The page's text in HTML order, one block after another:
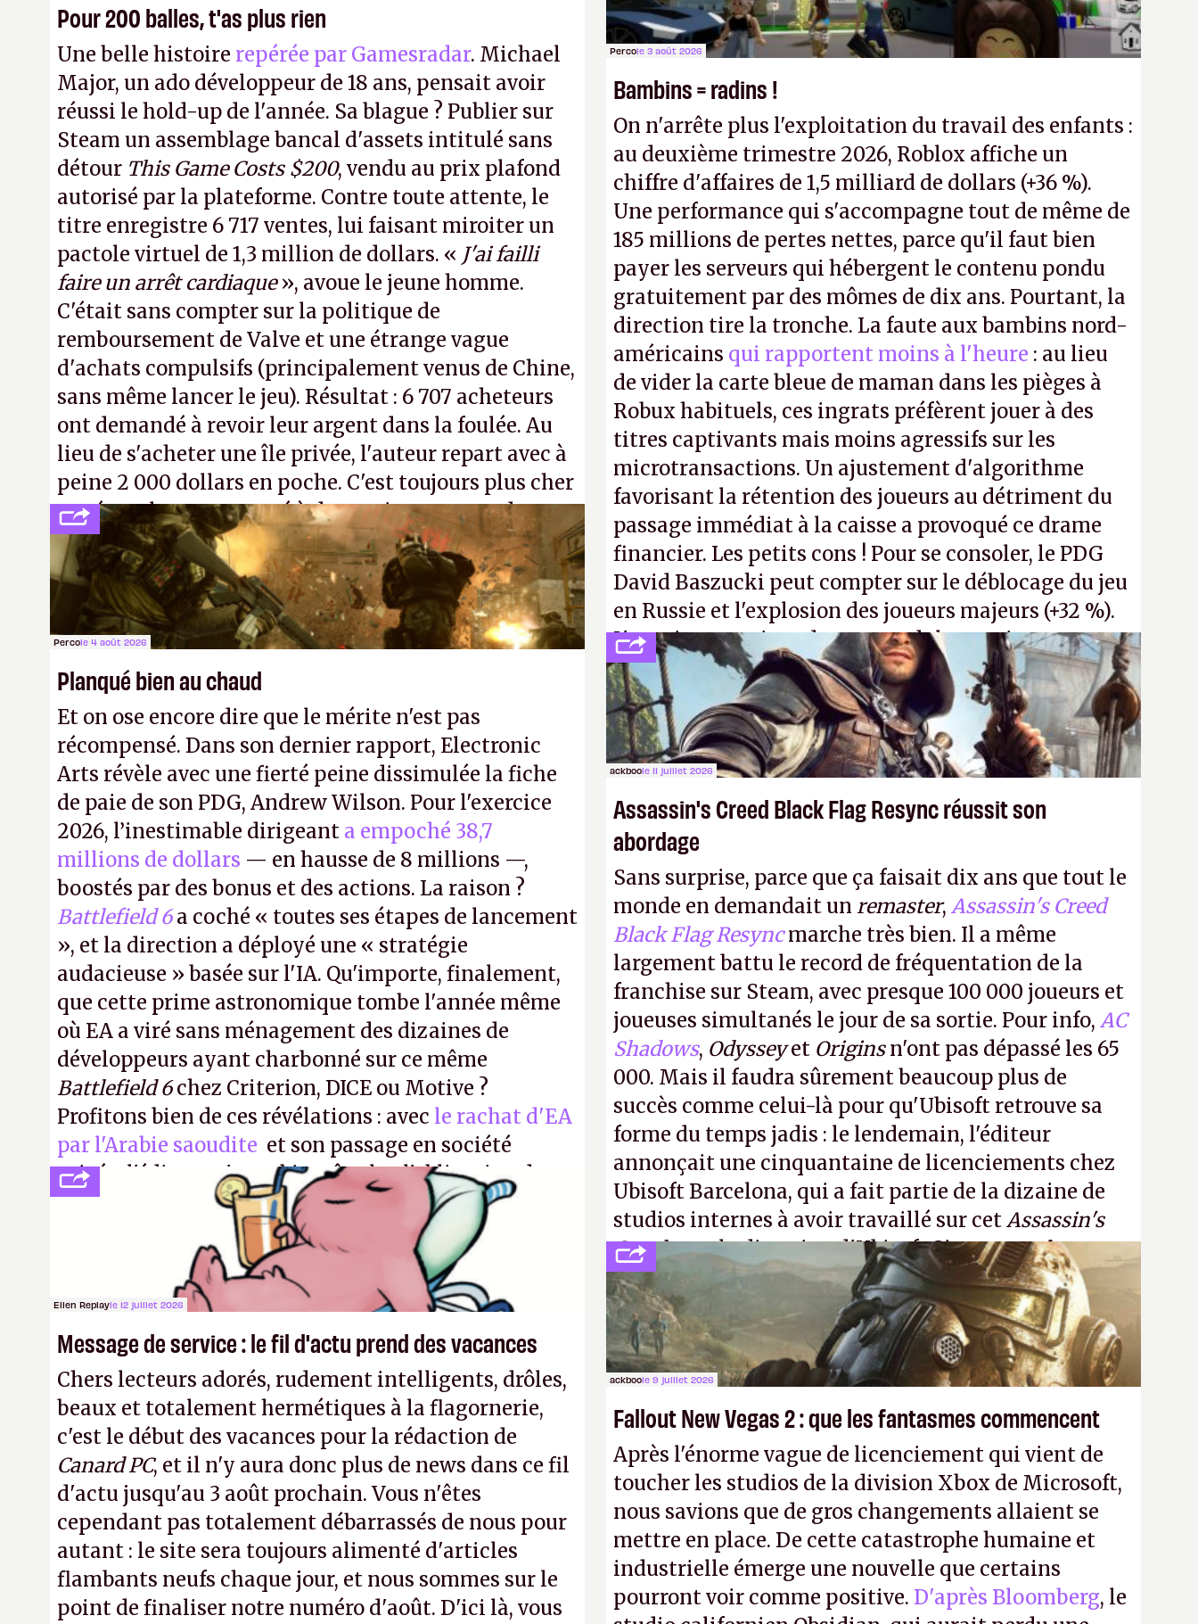
Pour 200 balles, t'as plus rien
Une belle histoire repérée par Gamesradar. Michael
Major, un ado développeur de 18 ans, pensait avoir
réussi le hold-up de l'année. Sa blague ? Publier sur
Steam un assemblage bancal d'assets intitulé sans
détour This Game Costs $200, vendu au prix plafond
autorisé par la plateforme. Contre toute attente, le
titre enregistre 6 717 ventes, lui faisant miroiter un
pactole virtuel de 1,3 million de dollars. « J'ai failli
faire un arrêt cardiaque», avoue le jeune homme.
C'était sans compter sur la politique de
remboursement de Valve et une étrange vague
d'achats compulsifs (principalement venus de Chine,
sans même lancer le jeu). Résultat : 6 707 acheteurs
ont demandé à revoir leur argent dans la foulée. Au
lieu de s'acheter une île privée, l'auteur repart avec à
peine 2 000 dollars en poche. C'est toujours plus cher
payé que le temps passé à dev, mais ça apprendra aux
petits malins qu'on ne braque pas Gabe Newell aussi
facilement.P.
Percole 4 août 2026
Planqué bien au chaud
Et on ose encore dire que le mérite n'est pas
récompensé. Dans son dernier rapport, Electronic
Arts révèle avec une fierté peine dissimulée la fiche
de paie de son PDG, Andrew Wilson. Pour l'exercice
2026, l’inestimable dirigeant a empoché 38,7
millions de dollars — en hausse de 8 millions —,
boostés par des bonus et des actions. La raison ?
Battlefield 6a coché « toutes ses étapes de lancement
», et la direction a déployé une « stratégie
audacieuse » basée sur l'IA. Qu'importe, finalement,
que cette prime astronomique tombe l'année même
où EA a viré sans ménagement des dizaines de
développeurs ayant charbonné sur ce même
Battlefield 6chez Criterion, DICE ou Motive ?
Profitons bien de ces révélations : avec le rachat d'EA
par l'Arabie saoudite et son passage en société
privée, l'éditeur n'aura bientôt plus l'obligation de
publier ses bilans. Encore une victoire pour la
Percole 3 août 2026
Bambins = radins !
On n'arrête plus l'exploitation du travail des enfants :
au deuxième trimestre 2026, Roblox affiche un
chiffre d'affaires de 1,5 milliard de dollars (+36 %).
Une performance qui s'accompagne tout de même de
185 millions de pertes nettes, parce qu'il faut bien
payer les serveurs qui hébergent le contenu pondu
gratuitement par des mômes de dix ans. Pourtant, la
direction tire la tronche. La faute aux bambins nord-
américains qui rapportent moins à l'heure : au lieu
de vider la carte bleue de maman dans les pièges à
Robux habituels, ces ingrats préfèrent jouer à des
titres captivants mais moins agressifs sur les
microtransactions. Un ajustement d'algorithme
favorisant la rétention des joueurs au détriment du
passage immédiat à la caisse a provoqué ce drame
financier. Les petits cons ! Pour se consoler, le PDG
David Baszucki peut compter sur le déblocage du jeu
en Russie et l'explosion des joueurs majeurs (+32 %).
L'avenir appartient donc aux adultes, qui ne sont
jamais que des enfants avec du pouvoir d'achat.P.
Ellen Replayle 12 juillet 2026
Message de service : le fil d'actu prend des vacances
Chers lecteurs adorés, rudement intelligents, drôles,
beaux et totalement hermétiques à la flagornerie,
c'est le début des vacances pour la rédaction de
Canard PC, et il n'y aura donc plus de news dans ce fil
d'actu jusqu'au 3 août prochain. Vous n'êtes
cependant pas totalement débarrassés de nous pour
autant : le site sera toujours alimenté d'articles
flambants neufs chaque jour, et nous sommes sur le
point de finaliser notre numéro d'août. D'ici là, vous
ackboole 11 juillet 2026
Assassin's Creed Black Flag Resync réussit son
abordage
Sans surprise, parce que ça faisait dix ans que tout le
monde en demandait un remaster, Assassin's Creed
Black Flag Resyncmarche très bien. Il a même
largement battu le record de fréquentation de la
franchise sur Steam, avec presque 100 000 joueurs et
joueuses simultanés le jour de sa sortie. Pour info, AC
Shadows, Odysseyet Originsn'ont pas dépassé les 65
000. Mais il faudra sûrement beaucoup plus de
succès comme celui-là pour qu'Ubisoft retrouve sa
forme du temps jadis : le lendemain, l'éditeur
annonçait une cinquantaine de licenciements chez
Ubisoft Barcelona, qui a fait partie de la dizaine de
studios internes à avoir travaillé sur cetAssassin's
Creedsous la direction d'Ubisoft Singapour.A.
ackboole 9 juillet 2026
Fallout New Vegas 2 : que les fantasmes commencent
Après l'énorme vague de licenciement qui vient de
toucher les studios de la division Xbox de Microsoft,
nous savions que de gros changements allaient se
mettre en place. De cette catastrophe humaine et
industrielle émerge une nouvelle que certains
pourront voir comme positive. D'après Bloomberg, le